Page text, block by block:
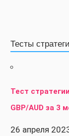
Тесты
Тест
GBP/AUD за 3
26 апреля